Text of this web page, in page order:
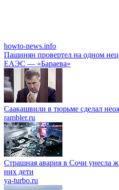
howto-news.info
Пашинян провертел на одном
ЕАЭС — «Бараева»
Саакашвили в тюрьме сделал
rambler.ru
Страшная авария в Сочи унесла
них дети
ya-turbo.ru